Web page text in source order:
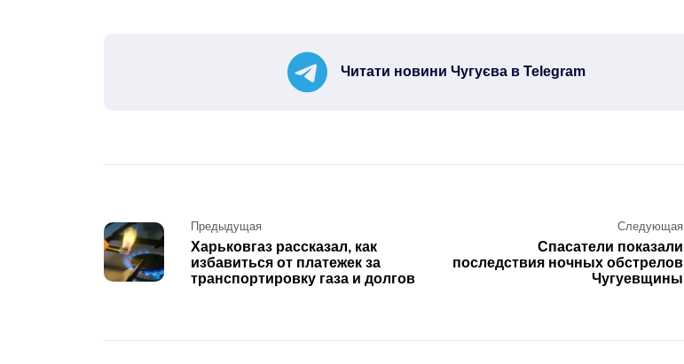
Читати новини Чугуєва в Telegram
Post
navigation
Предыдущая
Харьковгаз рассказал, как
избавиться от платежек за
транспортировку газа и долгов
Следующая
Спасатели показали
последствия ночных обстрелов
Чугуевщины